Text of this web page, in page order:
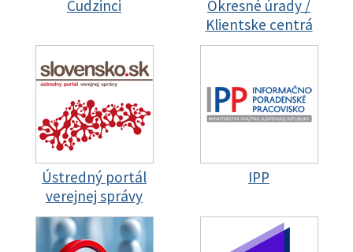
Cudzinci
Okresné úrady /
Klientske centrá
Ústredný portál
verejnej správy
IPP